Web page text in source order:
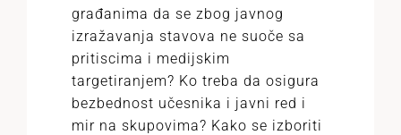
građanima da se zbog javnog
izražavanja stavova ne suoče sa
pritiscima i medijskim
targetiranjem? Ko treba da osigura
bezbednost učesnika i javni red i
mir na skupovima? Kako se izboriti